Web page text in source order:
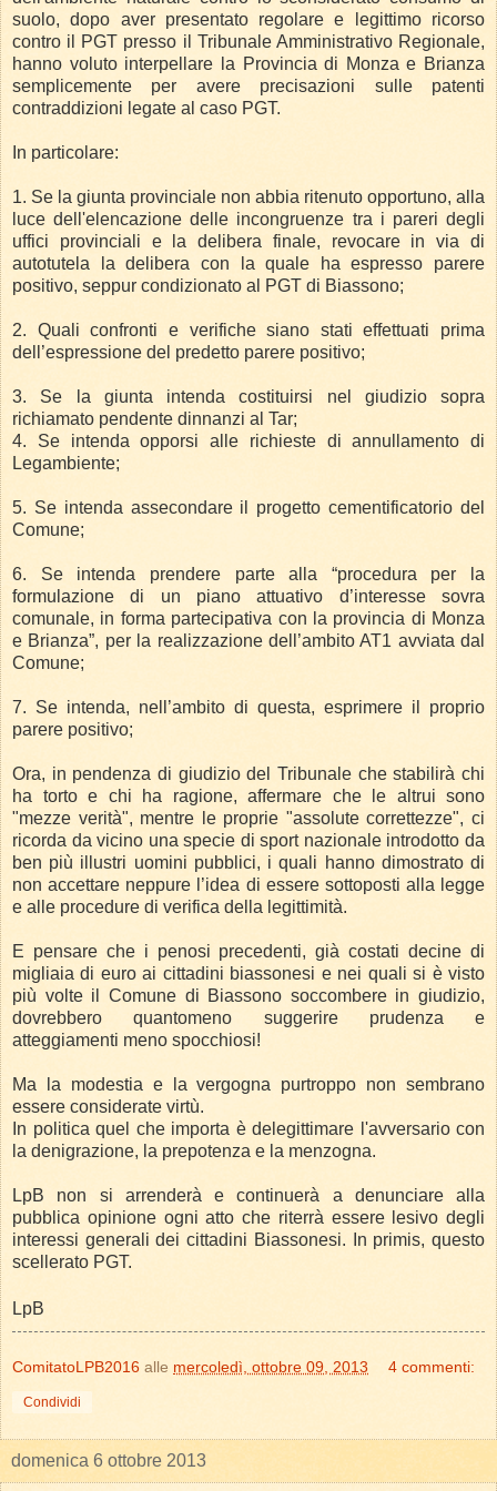
suolo, dopo aver presentato regolare e legittimo ricorso
contro il PGT presso il Tribunale Amministrativo Regionale,
hanno voluto interpellare la Provincia di Monza e Brianza
semplicemente per avere precisazioni sulle patenti
contraddizioni legate al caso PGT.
In particolare:
1. Se la giunta provinciale non abbia ritenuto opportuno, alla
luce dell'elencazione delle incongruenze tra i pareri degli
uffici provinciali e la delibera finale, revocare in via di
autotutela la delibera con la quale ha espresso parere
positivo, seppur condizionato al PGT di Biassono;
2. Quali confronti e verifiche siano stati effettuati prima
dell’espressione del predetto parere positivo;
3. Se la giunta intenda costituirsi nel giudizio sopra
richiamato pendente dinnanzi al Tar;
4. Se intenda opporsi alle richieste di annullamento di
Legambiente;
5. Se intenda assecondare il progetto cementificatorio del
Comune;
6. Se intenda prendere parte alla “procedura per la
formulazione di un piano attuativo d’interesse sovra
comunale, in forma partecipativa con la provincia di Monza
e Brianza”, per la realizzazione dell’ambito AT1 avviata dal
Comune;
7. Se intenda, nell’ambito di questa, esprimere il proprio
parere positivo;
Ora, in pendenza di giudizio del Tribunale che stabilirà chi
ha torto e chi ha ragione, affermare che le altrui sono
"mezze verità", mentre le proprie "assolute correttezze", ci
ricorda da vicino una specie di sport nazionale introdotto da
ben più illustri uomini pubblici, i quali hanno dimostrato di
non accettare neppure l’idea di essere sottoposti alla legge
e alle procedure di verifica della legittimità.
E pensare che i penosi precedenti, già costati decine di
migliaia di euro ai cittadini biassonesi e nei quali si è visto
più volte il Comune di Biassono soccombere in giudizio,
dovrebbero quantomeno suggerire prudenza e
atteggiamenti meno spocchiosi!
Ma la modestia e la vergogna purtroppo non sembrano
essere considerate virtù.
In politica quel che importa è delegittimare l'avversario con
la denigrazione, la prepotenza e la menzogna.
LpB non si arrenderà e continuerà a denunciare alla
pubblica opinione ogni atto che riterrà essere lesivo degli
interessi generali dei cittadini Biassonesi. In primis, questo
scellerato PGT.
LpB
ComitatoLPB2016 alle mercoledì, ottobre 09, 2013 4 commenti:
Condividi
domenica 6 ottobre 2013